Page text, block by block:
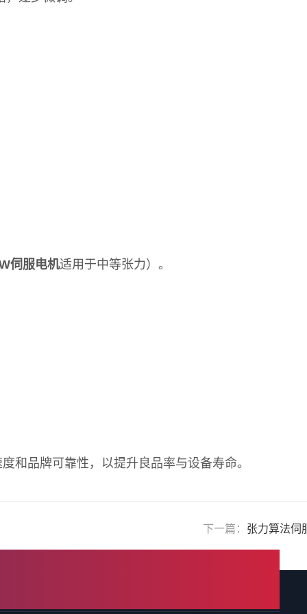
伺服电机适用于中等张力）。
和品牌可靠性，以提升良品率与设备寿命。
下一篇： 张力算法伺